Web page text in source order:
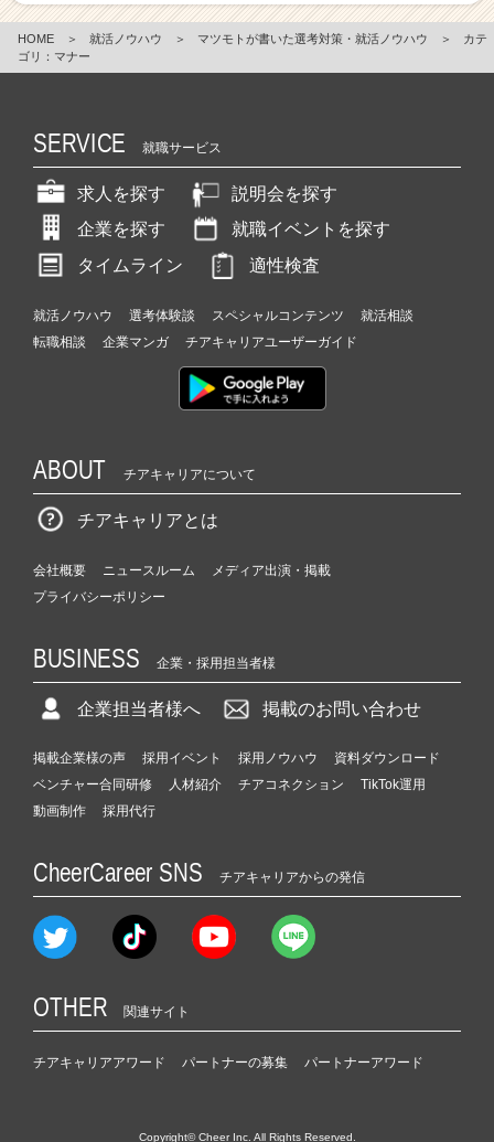
HOME ＞ 就活ノウハウ ＞ マツモトが書いた選考対策・就活ノウハウ ＞
カテ
ゴリ：マナー
SERVICE 就職サービス
求人を探す
説明会を探す
企業を探す
就職イベントを探す
タイムライン
適性検査
就活ノウハウ 選考体験談 スペシャルコンテンツ
就活相談
転職相談
企業マンガ チアキャリアユーザーガイド
ABOUT チアキャリアについて
チアキャリアとは
会社概要 ニュースルーム
メディア出演・掲載
プライバシーポリシー
BUSINESS 企業・採用担当者様
企業担当者様へ 掲載のお問い合わせ
掲載企業様の声 採用イベント 採用ノウハウ
資料ダウンロード
ベンチャー合同研修
人材紹介 チアコネクション
TikTok運用
動画制作
採用代行
CheerCareer SNS チアキャリアからの発信
OTHER 関連サイト
チアキャリアアワード パートナーの募集 パートナーアワード
Copyright© Cheer Inc. All Rights Reserved.